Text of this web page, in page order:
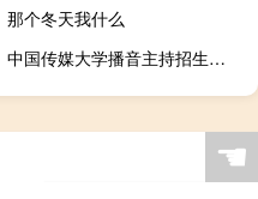
那个冬天我什么
中国传媒大学播音主持招生简章2021（中国传媒大学播音主持招生简章）
☚